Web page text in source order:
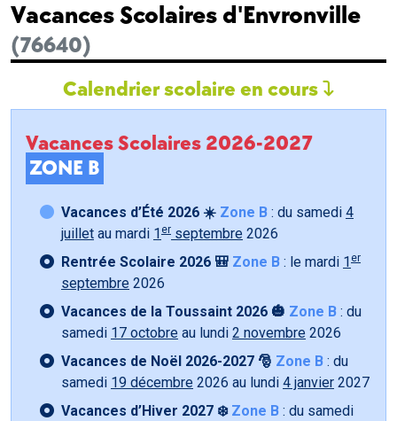
Vacances Scolaires d'Envronville
(76640)
Calendrier scolaire en cours
Vacances Scolaires 2026-2027
ZONE B
Vacances d’Été 2026 ☀️ Zone B : du samedi 4
juillet au mardi 1 er septembre 2026
Rentrée Scolaire 2026 🎒 Zone B : le mardi 1 er
septembre 2026
Vacances de la Toussaint 2026 🎃 Zone B : du
samedi 17 octobre au lundi 2 novembre 2026
Vacances de Noël 2026-2027 🎅 Zone B : du
samedi 19 décembre 2026 au lundi 4 janvier 2027
Vacances d’Hiver 2027 ❄️ Zone B : du samedi